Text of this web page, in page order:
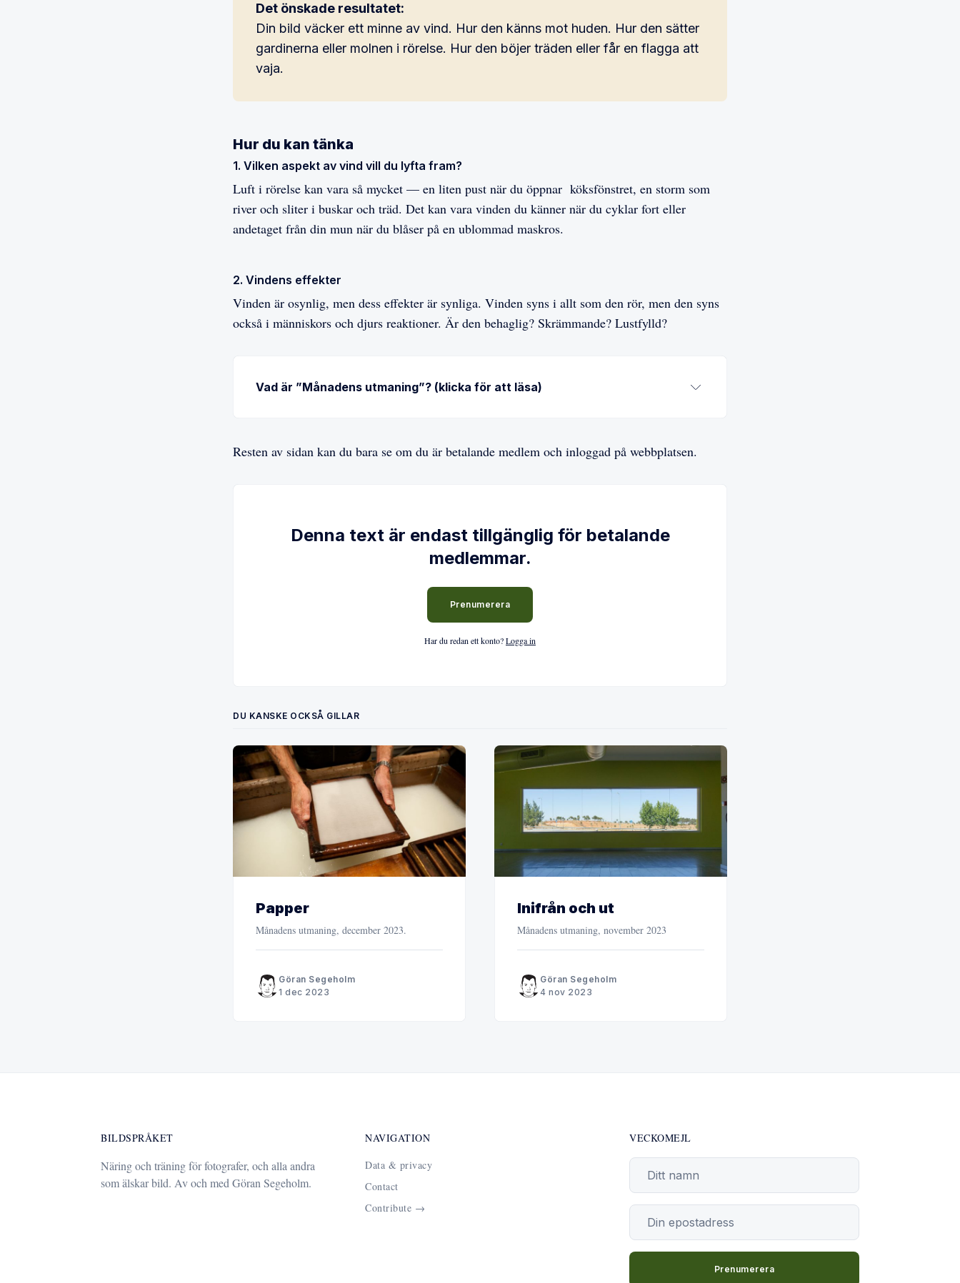
Det önskade resultatet:
Din bild väcker ett minne av vind. Hur den känns mot huden. Hur den sätter
gardinerna eller molnen i rörelse. Hur den böjer träden eller får en flagga att
vaja.
Hur du kan tänka
1. Vilken aspekt av vind vill du lyfta fram?
Luft i rörelse kan vara så mycket — en liten pust när du öppnar köksfönstret, en storm som
river och sliter i buskar och träd. Det kan vara vinden du känner när du cyklar fort eller
andetaget från din mun när du blåser på en ublommad maskros.
2. Vindens effekter
Vinden är osynlig, men dess effekter är synliga. Vinden syns i allt som den rör, men den syns
också i människors och djurs reaktioner. Är den behaglig? Skrämmande? Lustfylld?
Vad är ”Månadens utmaning”? (klicka för att läsa)
Resten av sidan kan du bara se om du är betalande medlem och inloggad på webbplatsen.
Denna text är endast tillgänglig för betalande
medlemmar.
Prenumerera
Har du redan ett konto?Logga in
DU KANSKE OCKSÅ GILLAR
Papper
Månadens utmaning, december 2023.
Göran Segeholm
1 dec 2023
Inifrån och ut
Månadens utmaning, november 2023
Göran Segeholm
4 nov 2023
BILDSPRÅKET
Näring och träning för fotografer, och alla andra
som älskar bild. Av och med Göran Segeholm.
NAVIGATION
Data & privacy
Contact
Contribute →
VECKOMEJL
Prenumerera